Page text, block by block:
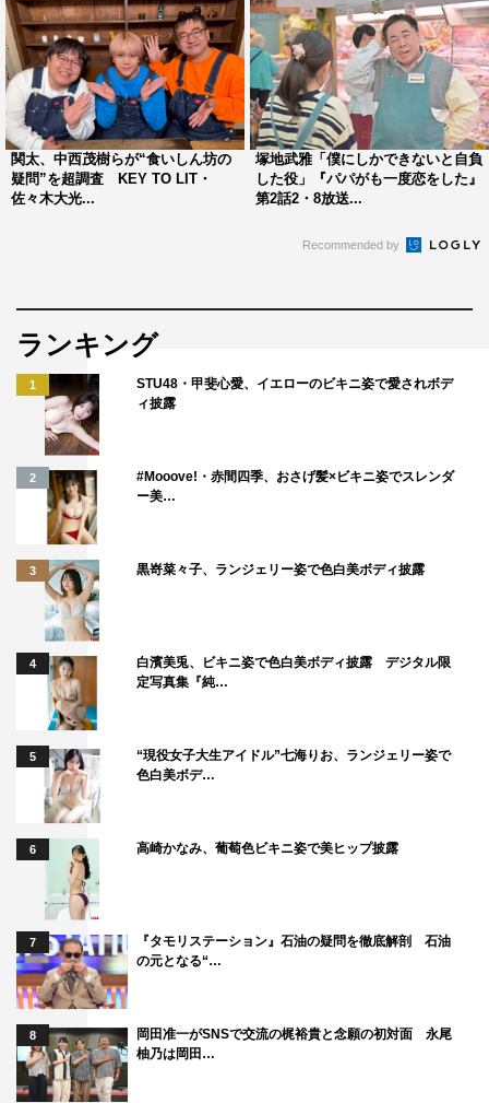
シャツとかも、それぞれちゃんとファンも喜ぶ仕上がりで
ありながら、ちゃんとオシャレみたいな。この掛け合わせ
が一番大事なんですよね。そこに手が届いている。
佐谷戸：普段も使えますよね。
塚地：そう！いかにもじゃなくて、ちゃんとファッション
としてもいい！
そんなグッズを紹介するから、視聴者の気持ちでちょっと
佐谷戸：楽しいですよね。次から次へとすごい量のグッズ
が出てきて、めちゃくちゃ楽しいです。目がキラキラしち
ゃう。
――佐谷戸さんの今回の衣装は「スター・ウォーズ」のＴ
シャツですが…
佐谷戸：毎回違うんです！
塚地：毎回違うよね。映画「シビル・ウォー／キャプテ
ン・アメリカ」のＴシャツもめっちゃかっこいいんです
よ。
佐谷戸：ポケットとか、めっちゃおしゃれなんです。夏と
かサラっと着たい。
塚地：着て自慢したい（笑）。
佐谷戸：似合いそうですよ！
演技のお仕事自体が“コレキタ！”（佐谷
戸）
――番組タ
イトルにち
なんでお2
人の最近
の“コレキ
関太、中西茂樹らが“食いしん坊の
疑問”を超調査 KEY TO LIT・
佐々木大光...
塚地武雅「僕にしかできないと自負
した役」『パパがも一度恋をした』
第2話2・8放送...
Recommended by
ランキング
1
STU48・甲斐心愛、イエローのビキニ姿で愛されボデ
ィ披露
2
#Mooove!・赤間四季、おさげ髪×ビキニ姿でスレンダ
ー美…
3 黒嵜菜々子、ランジェリー姿で色白美ボディ披露
4
白濱美兎、ビキニ姿で色白美ボディ披露 デジタル限
定写真集『純…
5
“現役女子大生アイドル”七海りお、ランジェリー姿で
色白美ボデ…
6 高崎かなみ、葡萄色ビキニ姿で美ヒップ披露
7
『タモリステーション』石油の疑問を徹底解剖 石油
の元となる“…
8
岡田准一がSNSで交流の梶裕貴と念願の初対面 永尾
柚乃は岡田…